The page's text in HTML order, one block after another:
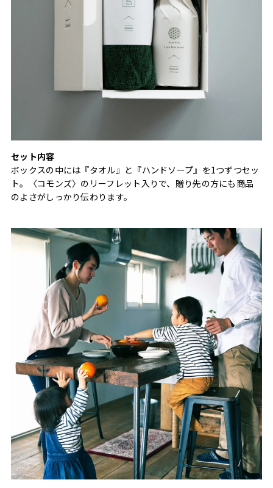
セット内容
ボックスの中には『タオル』と『ハンドソープ』を1つずつセッ
ト。〈コモンズ〉のリーフレット入りで、贈り先の方にも商品
のよさがしっかり伝わります。